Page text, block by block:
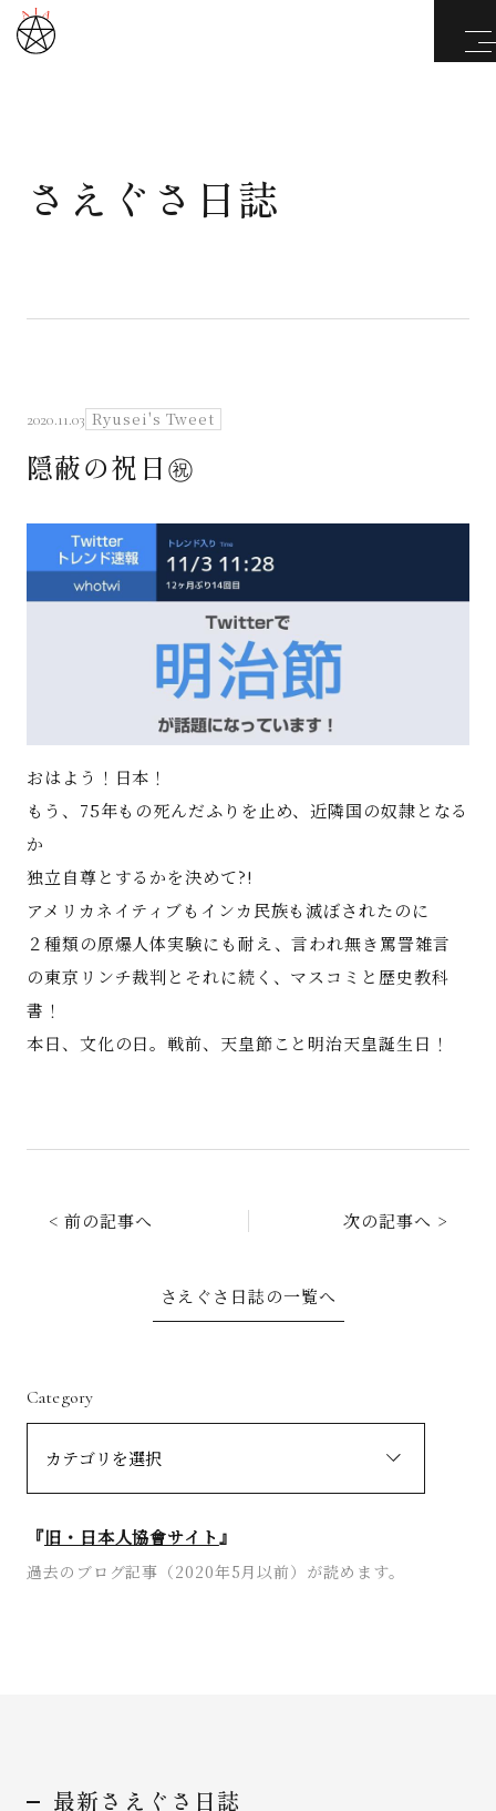
武道と医道
さえぐさ日誌
映像庫
著書
Godo AIAとは
特定商取引法に基づく表記
さえぐさ日誌
2020.11.03 Ryusei's Tweet
隠蔽の祝日㊗️
おはよう！日本！
もう、75年もの死んだふりを止め、近隣国の奴隷となる
か
独立自尊とするかを決めて?!
アメリカネイティブもインカ民族も滅ぼされたのに
２種類の原爆人体実験にも耐え、言われ無き罵詈雑言
の東京リンチ裁判とそれに続く、マスコミと歴史教科
書！
本日、文化の日。戦前、天皇節こと明治天皇誕生日！
< 前の記事へ 次の記事へ >
さえぐさ日誌の一覧へ
Category
『旧・日本人協會サイト』
過去のブログ記事（2020年5月以前）が読めます。
最新さえぐさ日誌